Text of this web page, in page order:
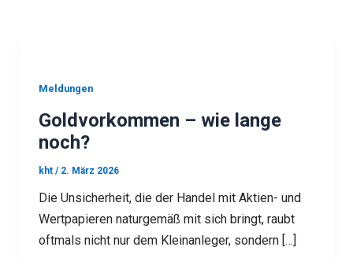
Meldungen
Goldvorkommen – wie lange
noch?
kht / 2. März 2026
Die Unsicherheit, die der Handel mit Aktien- und
Wertpapieren naturgemäß mit sich bringt, raubt
oftmals nicht nur dem Kleinanleger, sondern […]